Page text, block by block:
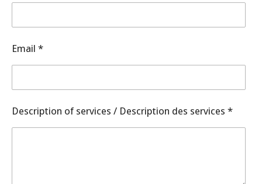
Email *
Description of services / Description des services *